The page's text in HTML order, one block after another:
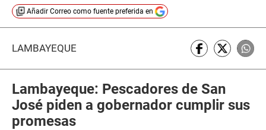
Añadir Correo como fuente preferida en
LAMBAYEQUE
Lambayeque: Pescadores de San
José piden a gobernador cumplir sus
promesas